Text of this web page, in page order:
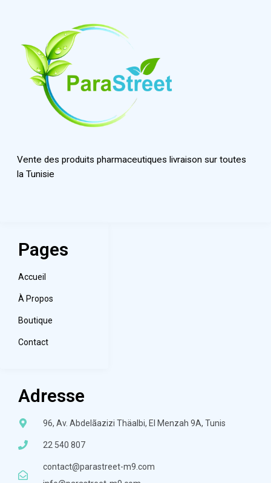
Vente des produits pharmaceutiques livraison sur toutes
la Tunisie
Pages
Accueil
À Propos
Boutique
Contact
Adresse
96, Av. Abdelãazizi Thäalbi, El Menzah 9A, Tunis
22 540 807
contact@parastreet-m9.com